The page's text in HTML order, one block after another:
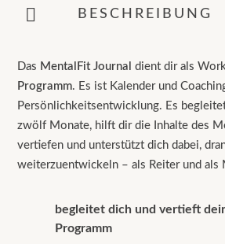
BESCHREIBUNG
Das MentalFit Journal dient dir als
Programm. Es ist Kalender und
Persönlichkeitsentwicklung. Es
zwölf Monate, hilft dir die Inhalte des
vertiefen und unterstützt dich dabei,
weiterzuentwickeln – als Reiter und als
begleitet dich und vertieft
Programm